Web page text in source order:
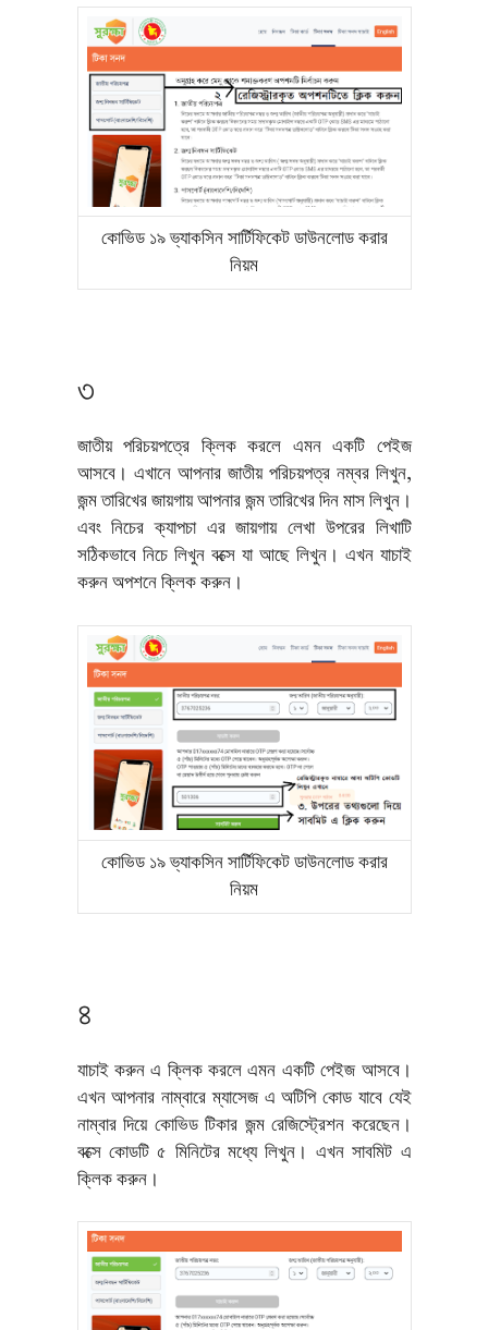
কোভিড ১৯ ভ্যাকসিন সার্টিফিকেট ডাউনলোড করার
নিয়ম
৩
জাতীয় পরিচয়পত্রে ক্লিক করলে এমন একটি পেইজ
আসবে। এখানে আপনার জাতীয় পরিচয়পত্র নম্বর লিখুন,
জন্ম তারিখের জায়গায় আপনার জন্ম তারিখের দিন মাস লিখুন।
এবং নিচের ক্যাপচা এর জায়গায় লেখা উপরের লিখাটি
সঠিকভাবে নিচে লিখুন বক্সে যা আছে লিখুন। এখন যাচাই
করুন অপশনে ক্লিক করুন।
কোভিড ১৯ ভ্যাকসিন সার্টিফিকেট ডাউনলোড করার
নিয়ম
৪
যাচাই করুন এ ক্লিক করলে এমন একটি পেইজ আসবে।
এখন আপনার নাম্বারে ম্যাসেজ এ অটিপি কোড যাবে যেই
নাম্বার দিয়ে কোভিড টিকার জন্ম রেজিস্ট্রেশন করেছেন।
বক্সে কোডটি ৫ মিনিটের মধ্যে লিখুন। এখন সাবমিট এ
ক্লিক করুন।